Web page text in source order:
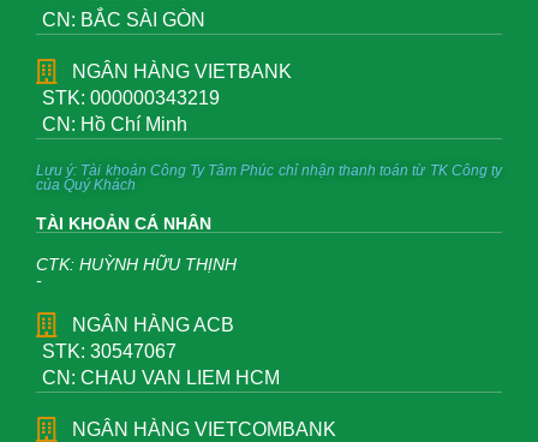
CN: BẮC SÀI GÒN
NGÂN HÀNG VIETBANK
STK: 000000343219
CN: Hồ Chí Minh
Lưu ý: Tài khoản Công Ty Tâm Phúc chỉ nhận thanh toán từ TK Công ty
của Quý Khách
TÀI KHOẢN CÁ NHÂN
CTK: HUỲNH HỮU THỊNH
-
NGÂN HÀNG ACB
STK: 30547067
CN: CHAU VAN LIEM HCM
NGÂN HÀNG VIETCOMBANK